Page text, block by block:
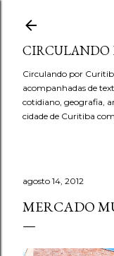
CIRCULANDO
Circulando por
acompanhadas de
cotidiano, geografia,
cidade de Curitiba
agosto 14, 2012
MERCADO